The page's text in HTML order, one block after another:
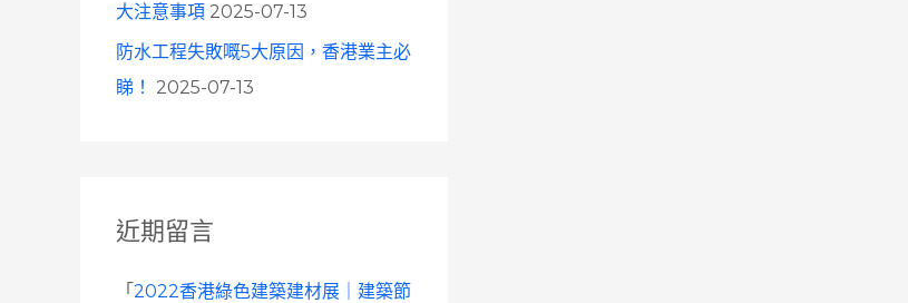
大注意事項 2025-07-13
防水工程失敗嘅5大原因，香港業主必
睇！
2025-07-13
近期留言
「 2022香港綠色建築建材展｜建築節